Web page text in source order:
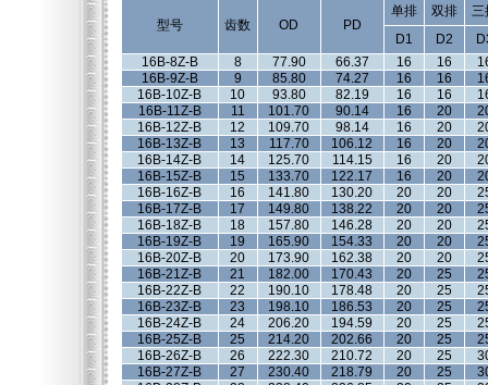
型号 齿数 OD PD
单排 双排
三
D1
D2
16B-8Z-B
8 77.90 66.37 16 16
16B-9Z-B
9 85.80 74.27 16 16
16B-10Z-B
10 93.80 82.19 16 16
16B-11Z-B
11 101.70 90.14 16 20
16B-12Z-B
12 109.70 98.14 16 20
16B-13Z-B
13 117.70 106.12 16 20
16B-14Z-B
14 125.70 114.15 16 20
16B-15Z-B
15 133.70 122.17 16 20
16B-16Z-B
16 141.80 130.20 20 20
16B-17Z-B
17 149.80 138.22 20 20
16B-18Z-B
18 157.80 146.28 20 20
16B-19Z-B
19 165.90 154.33 20 20
16B-20Z-B
20 173.90 162.38 20 20
16B-21Z-B
21 182.00 170.43 20 25
16B-22Z-B
22 190.10 178.48 20 25
16B-23Z-B
23 198.10 186.53 20 25
16B-24Z-B
24 206.20 194.59 20 25
16B-25Z-B
25 214.20 202.66 20 25
16B-26Z-B
26 222.30 210.72 20 25
16B-27Z-B
27 230.40 218.79 20 25